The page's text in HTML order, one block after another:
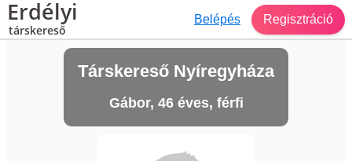
Erdélyi
társkereső
Belépés Regisztráció
Társkereső Nyíregyháza
Gábor, 46 éves, férfi